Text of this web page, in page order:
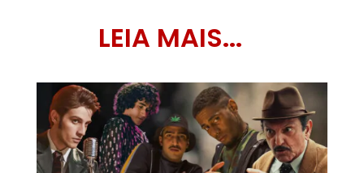
LEIA MAIS...